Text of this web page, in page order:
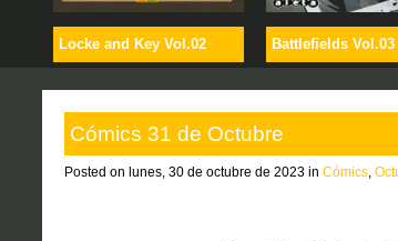
Locke and Key Vol.02 Battlefields Vol.03
Cómics 31 de Octubre
Posted on lunes, 30 de octubre de 2023 in Cómics